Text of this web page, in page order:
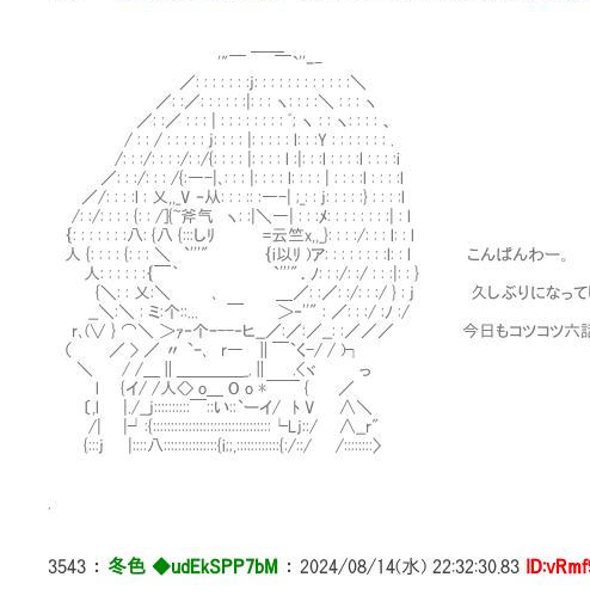
'"￣ ￣`''ｰ-
／: : : : : : :j: : : : : : : : : : : :＼
／: :／: : : : : :|: : : ヽ: : : :＼ : : : ヽ
／: :／ : : : | : : : : : : : : ﾞ; ヽ : : ヽ: : : : 、
/ : : / : : : : : j: : : : |: : : : : l: : :Y : : : : : : : .
/: : :/: : : :/: :/{: : : : |: : : : l :|: : :l : : : :l : : : :i
／: : :/: : : /{:―-|､: : : |: : : : l: : : : | : : : :l : : : :l
／/: : : :l : 乂,,_V ‐从: : : :: :―-| ;_: : j: : : : :} : : : :l
/: :/: : : : {: : /]{~斧气 ヽ: :|＼―| : : :ﾒ: : : : : : : :| : l
｛: : : : : : :八: {八 {:::しﾘ =云竺x,,_}: : : :/: : : l: : l
人 {: : : : {: : : ＼ `'''" ｛i以ﾘ )ア: : : : : : : :l: : l こんぱんわー。
人: : : : : :｛￣｀ `'''"．ﾉ: : :/: :/ : : :|: : }
{＼: : 乂:＼ ､ ＿／: :／: :/: : :/ } : j 久しぶりになってしま
__＼:＼ : ミ:个::... ￣ ＞‐''" : ／: : :/ :ﾉ :/
r､(∨ } ⌒＼ ＞ｧ‐个ｰ--‐ヒ__／:／:／__: :／／／ 今日もコツコツ六話の
（ ／ > ／ 〃 `ｰ､ r― ∥￣`く-/ / )┐
＼ / /＿∥＿＿＿＿_.∥ .<ヾ っ
l {イ/ /人<> o＿ O o *￣￣ { ／
〔,l |./__j::::::::::￣::い::`ーイ/ ﾄ V ∧＼
/| |┘:{:::::::::::::::::::::::::::::::::└Lj::/ ∧__r"
{:::j |::::八:::::::::::::::{i;;,::::::::::::{:/::/ /::::::::〉
3543 ： 冬色 ◆udEkSPP7bM ： 2024/08/14(水) 22:32:30.83